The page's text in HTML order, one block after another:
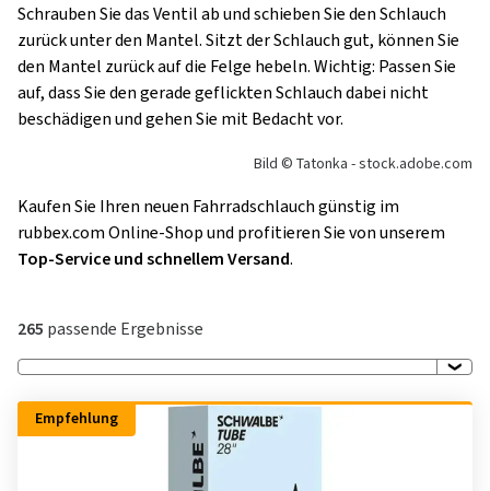
Schrauben Sie das Ventil ab und schieben Sie den Schlauch
zurück unter den Mantel. Sitzt der Schlauch gut, können Sie
den Mantel zurück auf die Felge hebeln. Wichtig: Passen Sie
auf, dass Sie den gerade geflickten Schlauch dabei nicht
beschädigen und gehen Sie mit Bedacht vor.
Bild © Tatonka - stock.adobe.com
Kaufen Sie Ihren neuen Fahrradschlauch günstig im
rubbex.com Online-Shop und profitieren Sie von unserem
Top-Service und schnellem Versand.
265 passende Ergebnisse
Empfehlung